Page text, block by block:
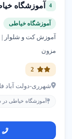
4 آموزشگاه
آموزشگاه خیاطی
آموزش کت و شلوار
مزون
شهرری-دولت آباد
آموزشگاه خیاطی